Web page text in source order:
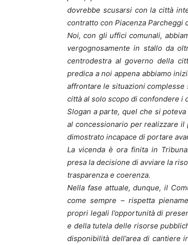
dovrebbe scusarsi con la città
contratto con Piacenza Parcheggi
Noi, con gli uffici comunali,
vergognosamente in stallo da
centrodestra al governo della
predica a noi appena abbiamo
affrontare le situazioni complesse
città al solo scopo di confondere i
Slogan a parte, quel che si
al concessionario per realizzare
dimostrato incapace di portare
La vicenda è ora finita in
presa la decisione di avviare la
trasparenza e coerenza.
Nella fase attuale, dunque, il
come sempre – rispetta
propri legali l’opportunità di
e della tutela delle risorse
disponibilità dell’area di cantiere